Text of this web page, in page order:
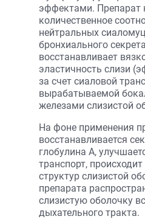
эффектами. Препарат
количественное
нейтральных
бронхиального
восстанавливает
эластичность слизи
за счет сиаловой
вырабатываемой
железами слизистой
На фоне применения
восстанавливается
глобулина A,
транспорт,
структур слизистой
препарата
слизистую оболочку
дыхательного тракта.